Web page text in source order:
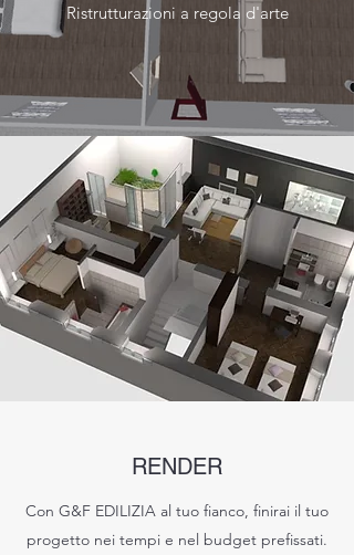
Ristrutturazioni a regola d'arte
RENDER
Con G&F EDILIZIA al tuo fianco, finirai il tuo
progetto nei tempi e nel budget prefissati.